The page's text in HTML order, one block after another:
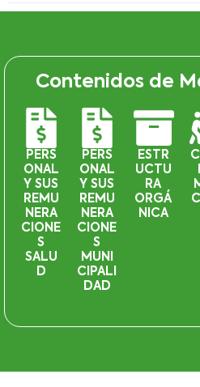
Contenidos de
PERS
ONAL
Y SUS
REMU
NERA
CIONE
S
SALU
D
PERS
ONAL
Y SUS
REMU
NERA
CIONE
S
MUNI
CIPALI
DAD
ESTR
UCTU
RA
ORGÁ
NICA